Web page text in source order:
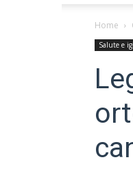
Home
Salute e